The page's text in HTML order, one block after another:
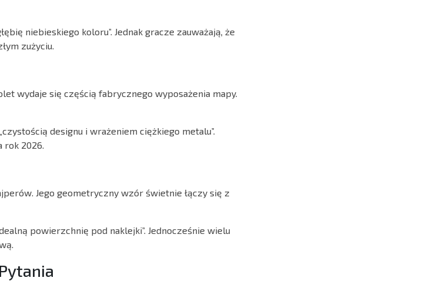
niebieskiego koloru”. Jednak gracze zauważają, że
zużyciu.
wydaje się częścią fabrycznego wyposażenia mapy.
designu i wrażeniem ciężkiego metalu”.
rok 2026.
Jego geometryczny wzór świetnie łączy się z
powierzchnię pod naklejki”. Jednocześnie wielu